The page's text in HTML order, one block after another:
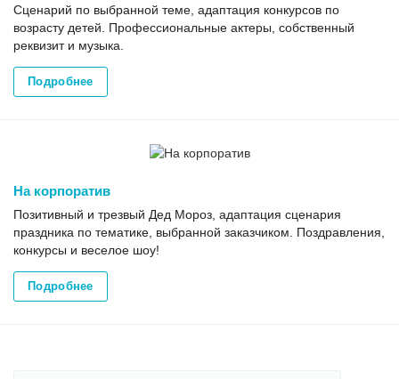
Сценарий по выбранной теме, адаптация конкурсов по
возрасту детей. Профессиональные актеры, собственный
реквизит и музыка.
Подробнее
На корпоратив
Позитивный и трезвый Дед Мороз, адаптация сценария
праздника по тематике, выбранной заказчиком. Поздравления,
конкурсы и веселое шоу!
Подробнее